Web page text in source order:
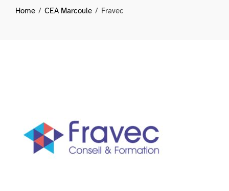
Home CEA Marcoule Fravec